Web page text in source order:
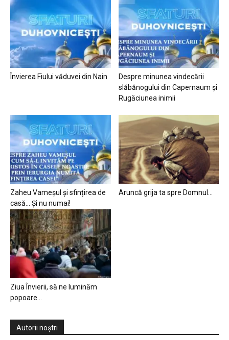
Învierea Fiului văduvei din Nain
Despre minunea vindecării
slăbănogului din Capernaum și
Rugăciunea inimii
Zaheu Vameșul și sfințirea de
casă… Și nu numai!
Aruncă grija ta spre Domnul…
Ziua Învierii, să ne luminăm
popoare…
Autorii noștri